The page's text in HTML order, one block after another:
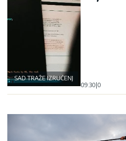
SAD TRAŽE IZRUČENJE
09:30|0